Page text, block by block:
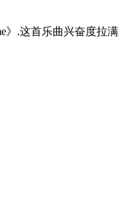
》.这首乐曲兴奋度拉